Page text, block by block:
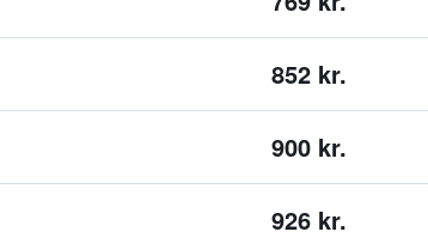
852 kr.
900 kr.
926 kr.